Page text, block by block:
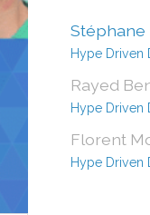
Stéphane
Hype Driven
Rayed
Hype Driven
Florent
Hype Driven